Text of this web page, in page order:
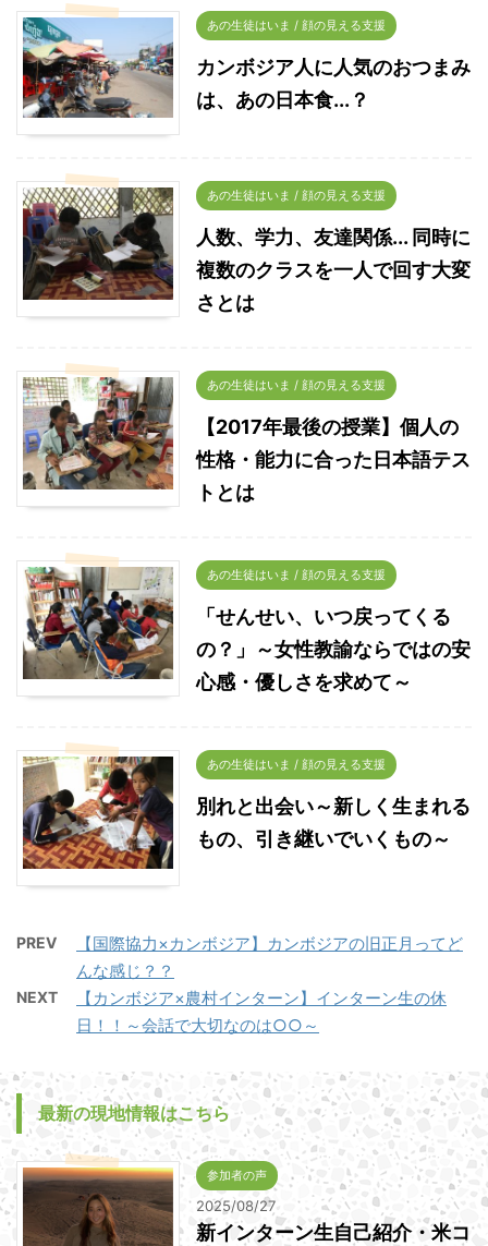
あの生徒はいま / 顔の見える支援
カンボジア人に人気のおつまみ
は、あの日本食...？
あの生徒はいま / 顔の見える支援
人数、学力、友達関係... 同時に
複数のクラスを一人で回す大変
さとは
あの生徒はいま / 顔の見える支援
【2017年最後の授業】個人の
性格・能力に合った日本語テス
トとは
あの生徒はいま / 顔の見える支援
「せんせい、いつ戻ってくる
の？」～女性教諭ならではの安
心感・優しさを求めて～
あの生徒はいま / 顔の見える支援
別れと出会い～新しく生まれる
もの、引き継いでいくもの～
PREV
【国際協力×カンボジア】カンボジアの旧正月ってど
んな感じ？？
NEXT
【カンボジア×農村インターン】インターン生の休
日！！～会話で大切なのは○○～
最新の現地情報はこちら
参加者の声
2025/08/27
新インターン生自己紹介・米コ